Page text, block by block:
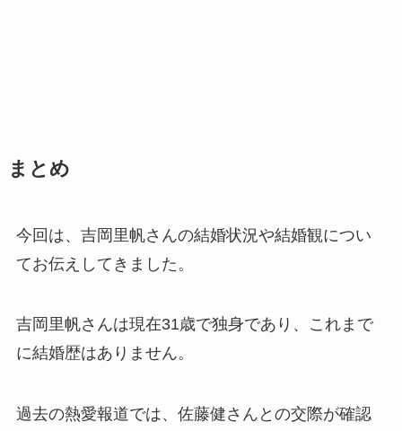
まとめ
今回は、吉岡里帆さんの結婚状況や結婚観につい
てお伝えしてきました。
吉岡里帆さんは現在31歳で独身であり、これまで
に結婚歴はありません。
過去の熱愛報道では、佐藤健さんとの交際が確認